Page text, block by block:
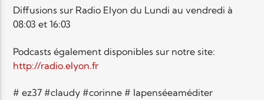
Elyon Live
Diffusions sur Radio Elyon du Lundi au vendredi à
08:03 et 16:03
Podcasts également disponibles sur notre site:
http://radio.elyon.fr
# ez37 #claudy #corinne # lapenséeaméditer